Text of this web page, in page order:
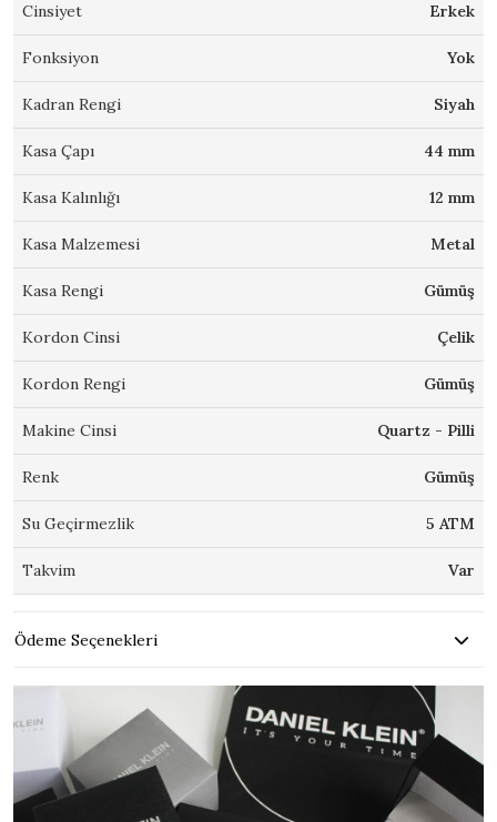
Cinsiyet Erkek
Fonksiyon Yok
Kadran Rengi Siyah
Kasa Çapı 44 mm
Kasa Kalınlığı 12 mm
Kasa Malzemesi Metal
Kasa Rengi Gümüş
Kordon Cinsi Çelik
Kordon Rengi Gümüş
Makine Cinsi Quartz - Pilli
Renk Gümüş
Su Geçirmezlik 5 ATM
Takvim Var
Ödeme Seçenekleri